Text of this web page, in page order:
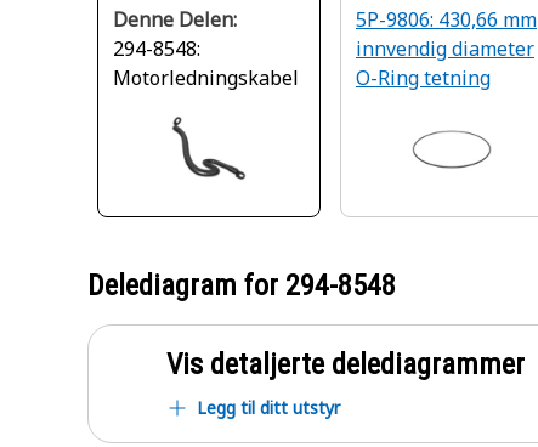
Denne Delen:
294-8548:
Motorledningskabel
5P-9806: 430,66 mm
innvendig diameter
O-Ring tetning
Delediagram for 294-8548
Vis detaljerte delediagrammer
Legg til ditt utstyr